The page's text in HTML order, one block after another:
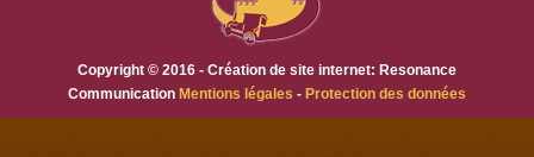
Copyright © 2016 - Création de site internet: Resonance
Communication Mentions légales - Protection des données